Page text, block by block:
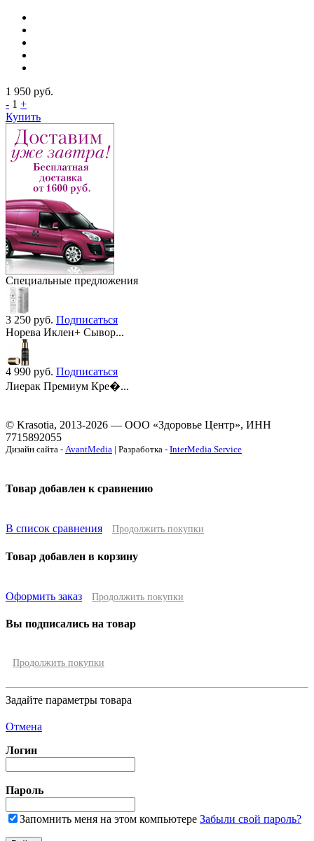
1 950 руб.
- 1 +
Купить
Специальные предложения
3 250 руб. Подписаться
Норева Иклен+ Сывор...
4 990 руб. Подписаться
Лиерак Премиум Кре�...
© Krasotia, 2013-2026 — ООО «Здоровье Центр», ИНН
7715892055
Дизайн сайта - AvantMedia | Разработка - InterMedia Service
Товар добавлен к сравнению
В список сравнения Продолжить покупки
Товар добавлен в корзину
Оформить заказ Продолжить покупки
Вы подписались на товар
Продолжить покупки
Задайте параметры товара
Отмена
Логин
Пароль
Запомнить меня на этом компьютере Забыли свой пароль?